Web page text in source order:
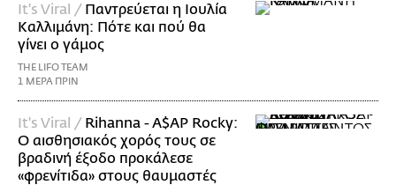
It's Viral / Παντρεύεται η Ιουλία
Καλλιμάνη: Πότε και πού θα
γίνει ο γάμος
THE LIFO TEAM
1 ΜΕΡΑ ΠΡΙΝ
It's Viral / Rihanna - A$AP Rocky:
Ο αισθησιακός χορός τους σε
βραδινή έξοδο προκάλεσε
«φρενίτιδα» στους θαυμαστές